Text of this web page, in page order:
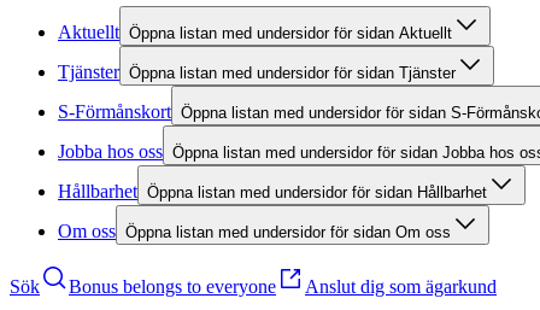
Aktuellt Öppna listan med undersidor för sidan Aktuellt
Tjänster Öppna listan med undersidor för sidan Tjänster
S-Förmånskort Öppna listan med undersidor för sidan S-
Jobba hos oss Öppna listan med undersidor för sidan Jobba hos
Hållbarhet Öppna listan med undersidor för sidan Hållbarhet
Om oss Öppna listan med undersidor för sidan Om oss
Sök Bonus belongs to everyone Anslut dig som ägarkund